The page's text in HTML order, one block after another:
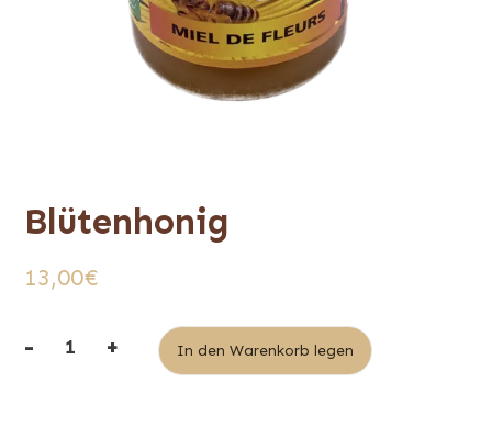
Blütenhonig
13,00€
- + In den Warenkorb legen